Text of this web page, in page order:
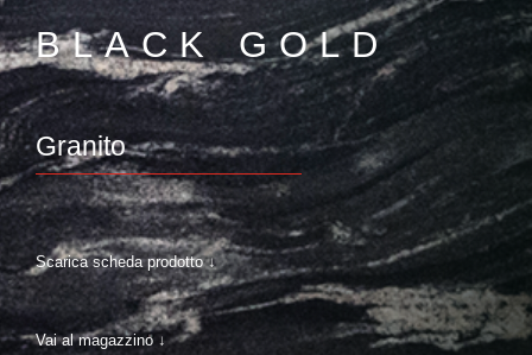
BLACK GOLD
Granito
Scarica scheda prodotto ↓
Vai al magazzino ↓